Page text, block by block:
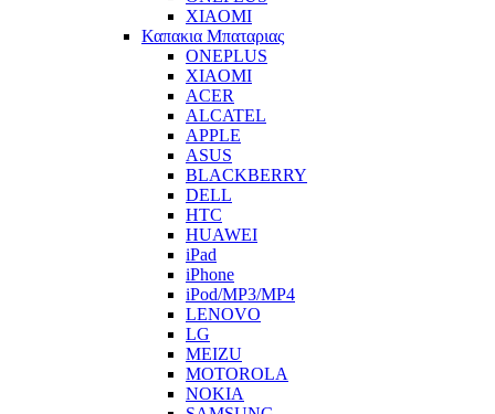
XIAOMI
Καπακια Μπαταριας
ONEPLUS
XIAOMI
ACER
ALCATEL
APPLE
ASUS
BLACKBERRY
DELL
HTC
HUAWEI
iPad
iPhone
iPod/MP3/MP4
LENOVO
LG
MEIZU
MOTOROLA
NOKIA